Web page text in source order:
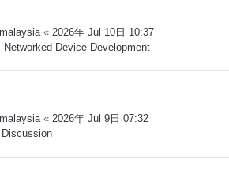
« 2026年 Jul 10日 10:37
Networked Device Development
« 2026年 Jul 9日 07:32